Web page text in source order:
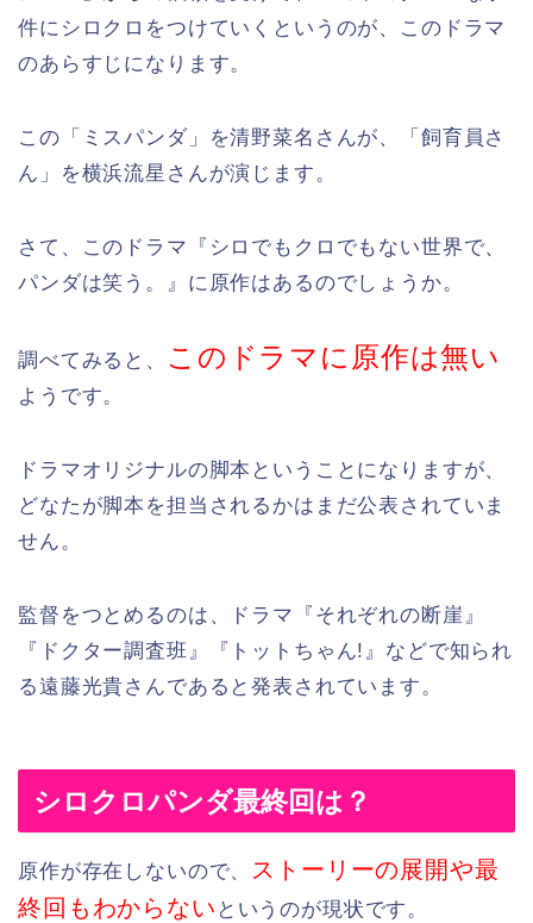
件にシロクロをつけていくというのが、このドラマ
のあらすじになります。
この「ミスパンダ」を清野菜名さんが、「飼育員さ
ん」を横浜流星さんが演じます。
さて、このドラマ『シロでもクロでもない世界で、
パンダは笑う。』に原作はあるのでしょうか。
調べてみると、 このドラマに原作は無い
ようです。
ドラマオリジナルの脚本ということになりますが、
どなたが脚本を担当されるかはまだ公表されていま
せん。
監督をつとめるのは、ドラマ『それぞれの断崖』
『ドクター調査班』『トットちゃん!』などで知られ
る遠藤光貴さんであると発表されています。
シロクロパンダ最終回は？
原作が存在しないので、 ストーリーの展開や最
終回もわからない というのが現状です。